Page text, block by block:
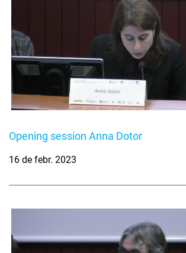
Opening session Anna Dotor
16 de febr. 2023